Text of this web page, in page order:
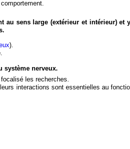
au sens large (extérieur et intérieur) et
).
système nerveux.
les recherches.
interactions sont essentielles au